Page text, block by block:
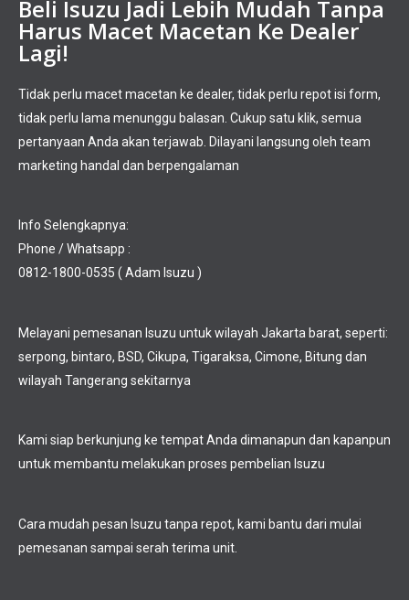
Beli Isuzu Jadi Lebih Mudah Tanpa
Harus Macet Macetan Ke Dealer
Lagi!
Tidak perlu macet macetan ke dealer, tidak perlu repot isi form,
tidak perlu lama menunggu balasan. Cukup satu klik, semua
pertanyaan Anda akan terjawab. Dilayani langsung oleh team
marketing handal dan berpengalaman
Info Selengkapnya:
Phone / Whatsapp :
0812-1800-0535 ( Adam Isuzu )
Melayani pemesanan Isuzu untuk wilayah Jakarta barat, seperti:
serpong, bintaro, BSD, Cikupa, Tigaraksa, Cimone, Bitung dan
wilayah Tangerang sekitarnya
Kami siap berkunjung ke tempat Anda dimanapun dan kapanpun
untuk membantu melakukan proses pembelian Isuzu
Cara mudah pesan Isuzu tanpa repot, kami bantu dari mulai
pemesanan sampai serah terima unit.